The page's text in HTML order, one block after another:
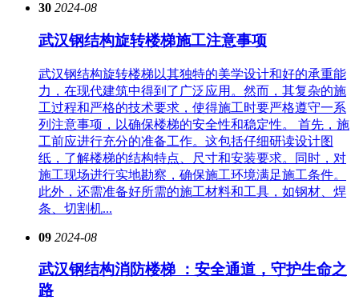
30 2024-08
武汉钢结构旋转楼梯施工注意事项
武汉钢结构旋转楼梯以其独特的美学设计和好的承重能
力，在现代建筑中得到了广泛应用。然而，其复杂的施
工过程和严格的技术要求，使得施工时要严格遵守一系
列注意事项，以确保楼梯的安全性和稳定性。 首先，施
工前应进行充分的准备工作。这包括仔细研读设计图
纸，了解楼梯的结构特点、尺寸和安装要求。同时，对
施工现场进行实地勘察，确保施工环境满足施工条件。
此外，还需准备好所需的施工材料和工具，如钢材、焊
条、切割机...
09 2024-08
武汉钢结构消防楼梯 ：安全通道，守护生命之
路